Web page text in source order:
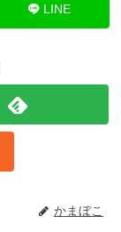
LINE
かまぼこ